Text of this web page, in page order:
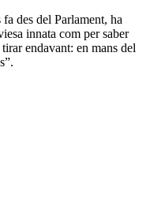
des del Parlament, ha
innata com per saber
endavant: en mans del